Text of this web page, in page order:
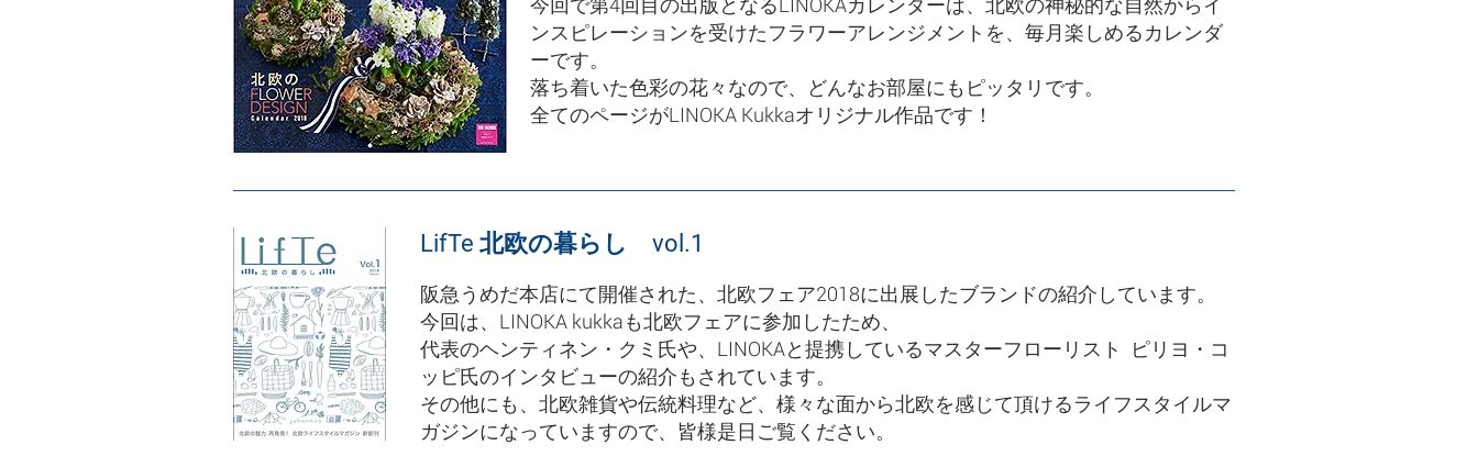
今回で第4回目の出版となるLINOKAカレンダーは、北欧の神秘的な自然からイ
ンスピレーションを受けたフラワーアレンジメントを、毎月楽しめるカレンダ
ーです。
落ち着いた色彩の花々なので、どんなお部屋にもピッタリです。
全てのページがLINOKA Kukkaオリジナル作品です！
LifTe 北欧の暮らし vol.1
阪急うめだ本店にて開催された、北欧フェア2018に出展したブランドの紹介しています。
今回は、LINOKA kukkaも北欧フェアに参加したため、
代表のヘンティネン・クミ氏や、LINOKAと提携しているマスターフローリスト ピリヨ・コ
ッピ氏のインタビューの紹介もされています。
その他にも、北欧雑貨や伝統料理など、様々な面から北欧を感じて頂けるライフスタイルマ
ガジンになっていますので、皆様是日ご覧ください。